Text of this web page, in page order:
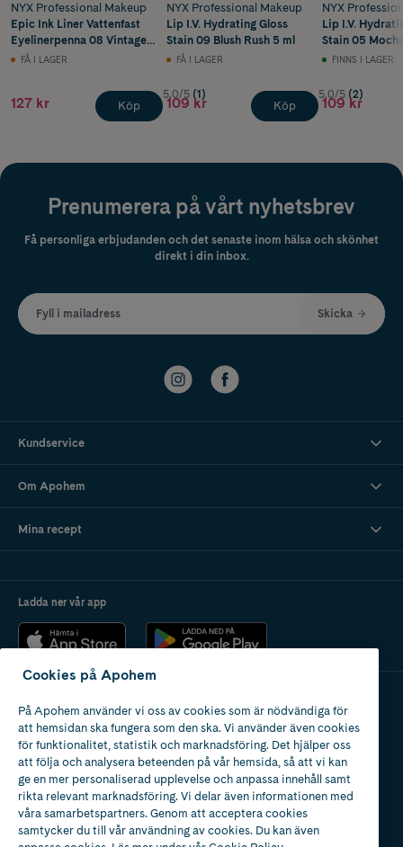
NYX Professional Makeup
Epic Ink Liner Vattenfast
Eyelinerpenna 08 Vintage
Baby 1 ml
FÅ I LAGER
127 kr Köp
NYX Professional Makeup
Lip I.V. Hydrating Gloss
Stain 09 Blush Rush 5 ml
FÅ I LAGER
5.0/5 (1)
109 kr Köp
NYX
Lip I.V.
Stain 05
5 mlFINNS I LAGER
5.0/5 (2)
109 kr
Prenumerera på vårt nyhetsbrev
Få personliga erbjudanden och det senaste inom hälsa och skönhet
direkt i din inbox.
Fyll i mailadress Skicka
Kundservice
Om Apohem
Mina recept
Ladda ner vår app
Apotek med tillstånd
av Läkemedelsverket
Cookies på Apohem
På Apohem använder vi oss av cookies som är nödvändiga för
att hemsidan ska fungera som den ska. Vi använder även cookies
för funktionalitet, statistik och marknadsföring. Det hjälper oss
att följa och analysera beteenden på vår hemsida, så att vi kan
ge en mer personaliserad upplevelse och anpassa innehåll samt
rikta relevant marknadsföring. Vi delar även informationen med
våra samarbetspartners. Genom att acceptera cookies
samtycker du till vår användning av cookies. Du kan även